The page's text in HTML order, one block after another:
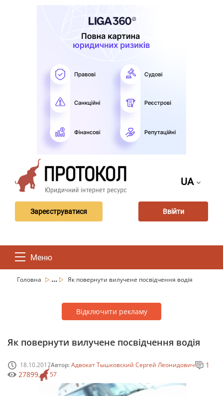
UA
Зареєструватися Ввійти
Меню
Головна ... Як повернути вилучене посвідчення водія
Відключити рекламу
Як повернути вилучене посвідчення водія
18.10.2017Автор:Адвокат Тышковский Сергей Леонидович
57
1
27899